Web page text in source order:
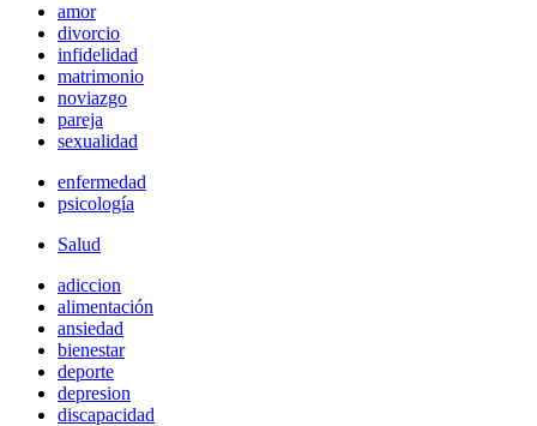
amor
divorcio
infidelidad
matrimonio
noviazgo
pareja
sexualidad
enfermedad
psicología
Salud
adiccion
alimentación
ansiedad
bienestar
deporte
depresion
discapacidad